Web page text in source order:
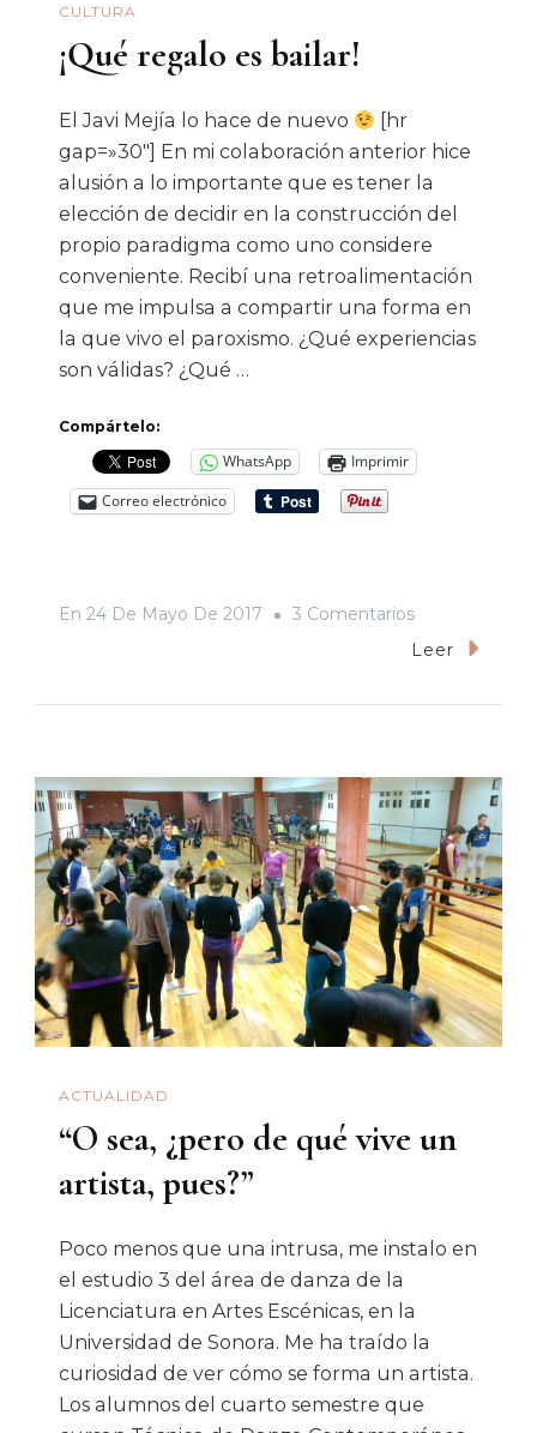
CULTURA
¡Qué regalo es bailar!
El Javi Mejía lo hace de nuevo
[hr
gap=»30″] En mi colaboración anterior hice
alusión a lo importante que es tener la
elección de decidir en la construcción del
propio paradigma como uno considere
conveniente. Recibí una retroalimentación
que me impulsa a compartir una forma en
la que vivo el paroxismo. ¿Qué experiencias
son válidas? ¿Qué …
Compártelo:
WhatsApp
Imprimir
Correo electrónico
En 24 De Mayo De 2017 3 ComentariosEn
¡Qué
Leer
ACTUALIDAD
“O sea, ¿pero de qué vive un
artista, pues?”
Poco menos que una intrusa, me instalo en
el estudio 3 del área de danza de la
Licenciatura en Artes Escénicas, en la
Universidad de Sonora. Me ha traído la
curiosidad de ver cómo se forma un artista.
Los alumnos del cuarto semestre que